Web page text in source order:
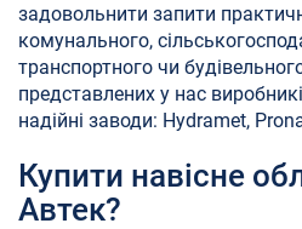
задовольнити запити
комунального,
транспортного чи
представлених у нас
надійні заводи: Hydramet,
Купити навісне
Автек?